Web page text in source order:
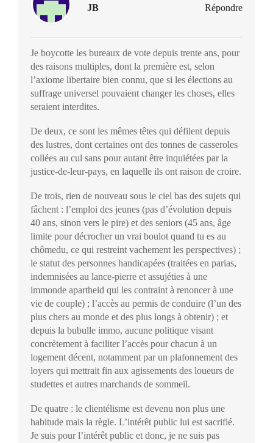
JB
Répondre
Je boycotte les bureaux de vote depuis trente ans, pour
des raisons multiples, dont la première est, selon
l’axiome libertaire bien connu, que si les élections au
suffrage universel pouvaient changer les choses, elles
seraient interdites.
De deux, ce sont les mêmes têtes qui défilent depuis
des lustres, dont certaines ont des tonnes de casseroles
collées au cul sans pour autant être inquiétées par la
justice-de-leur-pays, en laquelle ils ont raison de croire.
De trois, rien de nouveau sous le ciel bas des sujets qui
fâchent : l’emploi des jeunes (pas d’évolution depuis
40 ans, sinon vers le pire) et des seniors (45 ans, âge
limite pour décrocher un vrai boulot quand tu es au
chômedu, ce qui restreint vachement les perspectives) ;
le statut des personnes handicapées (traitées en parias,
indemnisées au lance-pierre et assujéties à une
immonde apartheid qui les contraint à renoncer à une
vie de couple) ; l’accès au permis de conduire (l’un des
plus chers au monde et des plus longs à obtenir) ; et
depuis la bubulle immo, aucune politique visant
concrètement à faciliter l’accès pour chacun à un
logement décent, notamment par un plafonnement des
loyers qui mettrait fin aux agissements des loueurs de
studettes et autres marchands de sommeil.
De quatre : le clientélisme est devenu non plus une
habitude mais la règle. L’intérêt public lui est sacrifié.
Je suis pour l’intérêt public et donc, je ne suis pas